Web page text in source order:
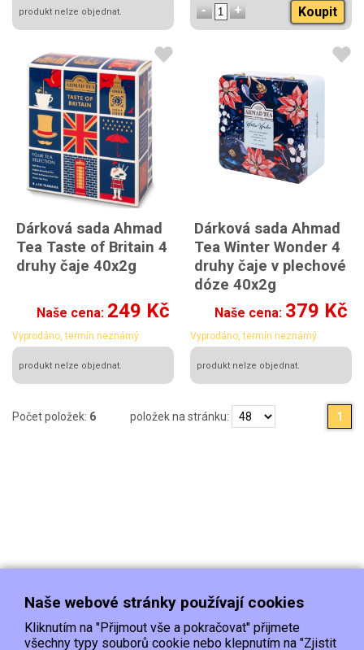
produkt nelze objednat. Koupit
Dárková sada Ahmad
Tea Taste of Britain 4
druhy čaje 40x2g
Naše cena: 249 Kč
Vyprodáno, termín neznámý
produkt nelze objednat.
Dárková sada Ahmad
Tea Winter Wonder 4
druhy čaje v plechové
dóze 40x2g
Naše cena: 379 Kč
Vyprodáno, termín neznámý
produkt nelze objednat.
Počet položek: 6 položek na stránku: 1
Naše webové stránky používají cookies
Kliknutím na "Přijmout vše a pokračovat" přijmete
všechny typy souborů cookie nebo klepnutím na "Zjistit